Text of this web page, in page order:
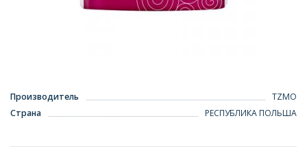
Производитель
TZMO
Страна
РЕСПУБЛИКА ПОЛЬША